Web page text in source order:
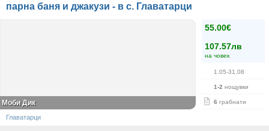
парна баня и джакузи - в с. Главатарци
55.00€
107.57лв
на човек
1.05-31.08
1-2 нощувки
6 грабнати
Моби Дик
Главатарци